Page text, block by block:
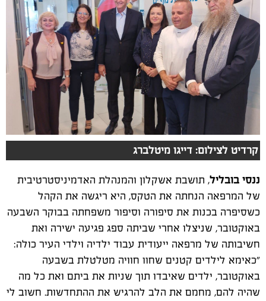
קרדיט לצילום: דייגו מיטלברג
ננסי בובליל, תושבת אשקלון והמנהלת האדמיניסטרטיבית
של המרפאה הנחתה את הטקס, היא ריגשה את הקהל
כשסיפרה בכנות את סיפורה וסיפור משפחתה בבוקר השבעה
באוקטובר, שניצלו אחרי שביתה ספג פגיעה ישירה ואת
חשיבותה של מרפאה ייעודית עבוד ילדיה וילדי העיר כולה:
"כאימא לילדים קטנים שחוו חוויה מטלטלת בשבעה
באוקטובר, ילדים שאיבדו תוך שניות את ביתם ואת כל מה
שהיה להם, מחמם את הלב להרגיש את ההתחדשות. חשוב לי